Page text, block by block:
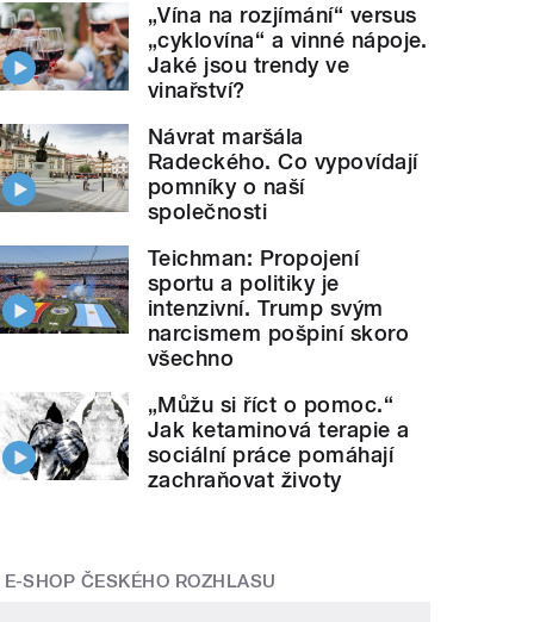
„Vína na rozjímání“ versus
„cyklovína“ a vinné nápoje.
Jaké jsou trendy ve
vinařství?
Návrat maršála
Radeckého. Co vypovídají
pomníky o naší
společnosti
Teichman: Propojení
sportu a politiky je
intenzivní. Trump svým
narcismem pošpiní skoro
všechno
„Můžu si říct o pomoc.“
Jak ketaminová terapie a
sociální práce pomáhají
zachraňovat životy
E-SHOP ČESKÉHO ROZHLASU